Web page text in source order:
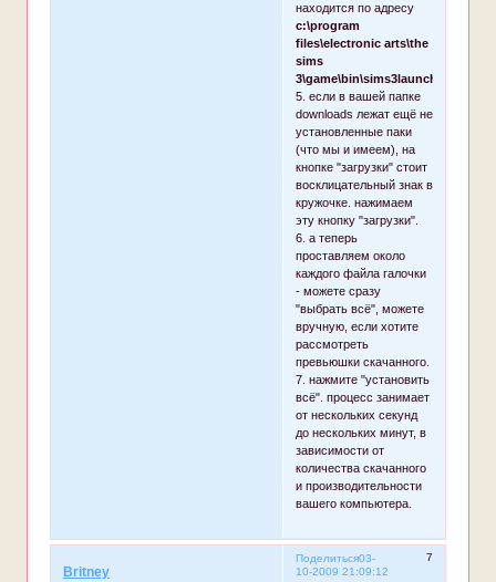
находится по адресу
c:\program
files\electronic arts\the
sims
3\game\bin\sims3launcher.exe
5. если в вашей папке
downloads лежат ещё не
установленные паки
(что мы и имеем), на
кнопке "загрузки" стоит
восклицательный знак в
кружочке. нажимаем
эту кнопку "загрузки".
6. а теперь
проставляем около
каждого файла галочки
- можете сразу
"выбрать всё", можете
вручную, если хотите
рассмотреть
превьюшки скачанного.
7. нажмите "установить
всё". процесс занимает
от нескольких секунд
до нескольких минут, в
зависимости от
количества скачанного
и производительности
вашего компьютера.
Поделиться 7
03-
10-2009 21:09:12
Britney